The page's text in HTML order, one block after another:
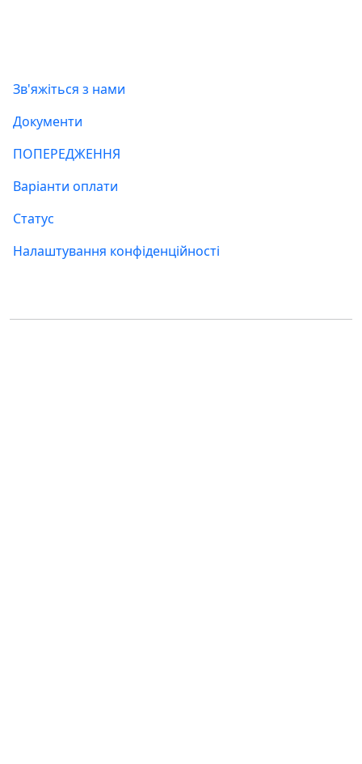
Зв'яжіться з нами
Документи
ПОПЕРЕДЖЕННЯ
Варіанти оплати
Статус
Налаштування конфіденційності